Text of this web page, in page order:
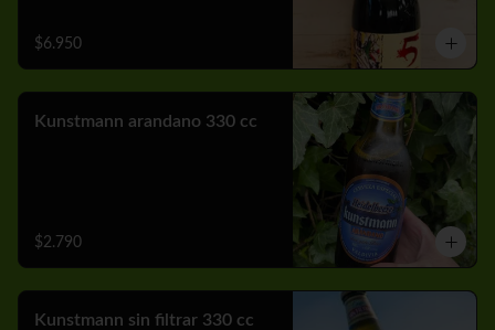
$6.950
Kunstmann arandano 330 cc
$2.790
Kunstmann sin filtrar 330 cc